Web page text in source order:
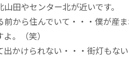
田やセンター北が近いです。
から住んでいて・・・僕が産
。（笑）
かけられない・・・街灯もな